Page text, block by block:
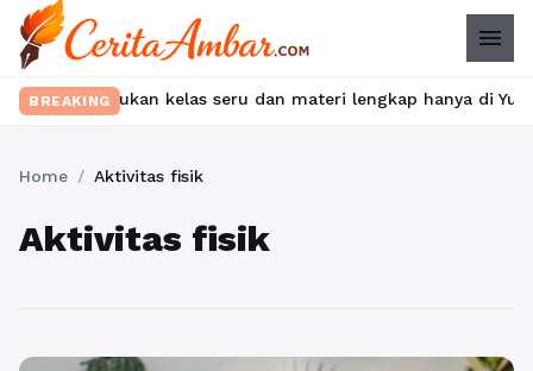
menu
BREAKING
Temukan kelas seru dan materi lengkap hanya di
Home / Aktivitas fisik
Aktivitas fisik